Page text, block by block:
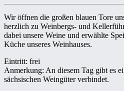
Wir öffnen die großen blauen Tore
herzlich zu Weinbergs- und
dabei unsere Weine und erwählte
Küche unseres Weinhauses.
Eintritt: frei
Anmerkung: An diesem Tag gibt es
sächsischen Weingüter verbindet.